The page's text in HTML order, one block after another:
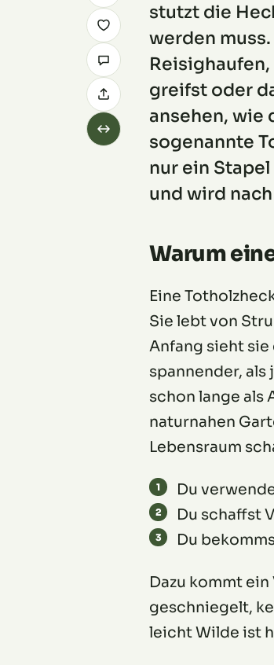
stutzt die
werden
greifst oder
ansehen, wie
sogenannte
nur ein
und wird
Warum
Eine
Sie lebt von
Anfang sieht
spannender, als
schon lange als
naturnahen
Lebensraum
Du
Du schaffst
Du
Dazu kommt
geschniegelt,
leicht Wilde ist